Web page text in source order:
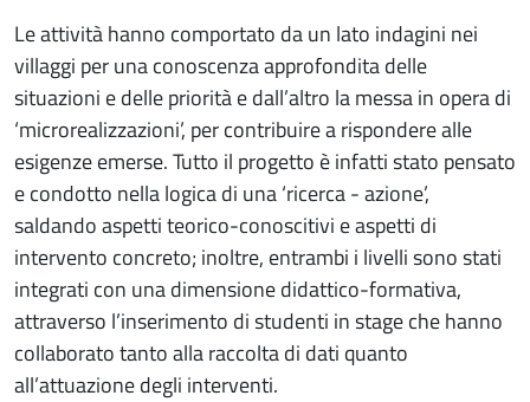
Le attività hanno comportato da un lato indagini nei
villaggi per una conoscenza approfondita delle
situazioni e delle priorità e dall’altro la messa in opera di
‘microrealizzazioni’, per contribuire a rispondere alle
esigenze emerse. Tutto il progetto è infatti stato pensato
e condotto nella logica di una ‘ricerca - azione’,
saldando aspetti teorico-conoscitivi e aspetti di
intervento concreto; inoltre, entrambi i livelli sono stati
integrati con una dimensione didattico-formativa,
attraverso l’inserimento di studenti in stage che hanno
collaborato tanto alla raccolta di dati quanto
all’attuazione degli interventi.